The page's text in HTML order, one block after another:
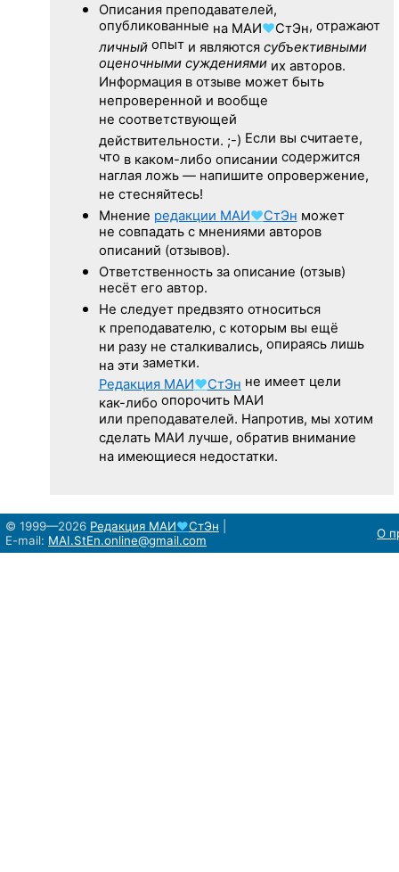
Описания преподавателей,
опубликованные на МАИ♥СтЭн, отражают
личныйопыт и являются субъективными
оценочными суждениямиих авторов.
Информация в отзыве может быть
непроверенной и вообще
не соответствующей
действительности. ;-) Если вы считаете,
что в каком-либо описании содержится
наглая ложь — напишите опровержение,
не стесняйтесь!
Мнение редакции МАИ♥СтЭн может
не совпадать с мнениями авторов
описаний (отзывов).
Ответственность за описание (отзыв)
несёт его автор.
Не следуетпредвзято относиться
к преподавателю, с которым вы ещё
ни разу не сталкивались, опираясь лишь
на эти заметки.
Редакция МАИ♥СтЭн не имеет цели
как-либо опорочить МАИ
или преподавателей. Напротив, мы хотим
сделать МАИ лучше, обратив внимание
на имеющиеся недостатки.
© 1999—2026 Редакция МАИ♥СтЭн
E-mail: MAI.StEn.online@gmail.com О